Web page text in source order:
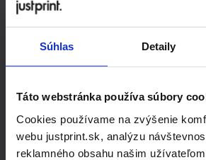
Súhlas Detaily
Táto webstránka používa súbory
Cookies používame na zvýšenie
webu justprint.sk, analýzu
reklamného obsahu našim
Hľadáte
riešenie na
mieru?
Ak hľadáte produkty mimo
štandardnej ponuky,